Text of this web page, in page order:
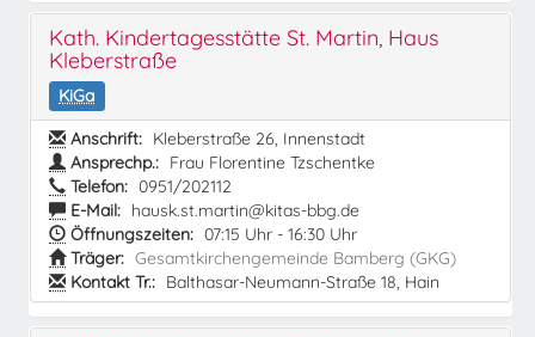
Kath. Kindertagesstätte St. Martin, Haus
Kleberstraße
KiGa
Anschrift: Kleberstraße 26, Innenstadt
Ansprechp.: Frau Florentine Tzschentke
Telefon: 0951/202112
E-Mail: hausk.st.martin@kitas-bbg.de
Öffnungszeiten: 07:15 Uhr - 16:30 Uhr
Träger: Gesamtkirchengemeinde Bamberg (GKG)
Kontakt Tr.: Balthasar-Neumann-Straße 18, Hain